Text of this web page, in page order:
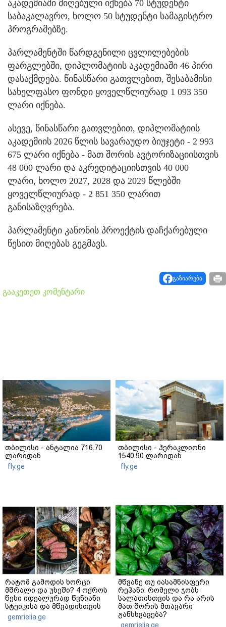
აკადემიაში მიღებული იქნება 70 სტუდენტი
საბაკალავრო, ხოლო 50 სტუდენტი სამაგისტრო
პროგრამებზე.
პარლამენტში წარდგენილი ცვლილებების
ფარგლებში, დიპლომატიის აკადემიაში 46 პირი
დასაქმდება. წინასწარი გათვლებით, შესაბამისი
სახელფასო ფონდი ყოველწლიურად 1 093 350
ლარი იქნება.
ასევე, წინასწარი გათვლებით, დიპლომატიის
აკადემიის 2026 წლის სავარაუდო ბიუჯეტი - 2 993
675 ლარი იქნება - მათ შორის ავტორიზაციისთვის
48 000 ლარი და აკრედიტაციისთვის 40 000
ლარი, ხოლო 2027, 2028 და 2029 წლებში
ყოველწლიურად - 2 851 350 ლარით
განისაზღვრება.
პარლამენტი კანონის პროექტის დაჩქარებული
წესით მიღებას გეგმავს.
გაზიარება
გააკეთეთ კომენტარი
თბილისი - ანტალია 716.70
ლარიდან
fly.ge
თბილისი - ჰერაკლიონი
1540.90 ლარიდან
fly.ge
რატომ გამოდის ხორცი
მშრალი და უხეში? 4 ოქროს
წესი იდეალურად წვნიანი
სტეიკისა და მწვადისთვის
gemrielia.ge
მწვანე თუ იასამნისფერი
რეჰანი: რომელი ჯობს
სალათისთვის და რა არის
მათ შორის მთავარი
განსხვავება?
gemrielia.ge